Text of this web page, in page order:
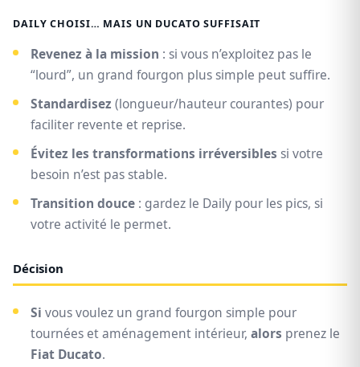
DAILY CHOISI… MAIS UN DUCATO SUFFISAIT
Revenez à la mission : si vous n’exploitez pas le
“lourd”, un grand fourgon plus simple peut suffire.
Standardisez (longueur/hauteur courantes) pour
faciliter revente et reprise.
Évitez les transformations irréversibles si votre
besoin n’est pas stable.
Transition douce : gardez le Daily pour les pics, si
votre activité le permet.
Décision
Si vous voulez un grand fourgon simple pour
tournées et aménagement intérieur, alors prenez le
Fiat Ducato.